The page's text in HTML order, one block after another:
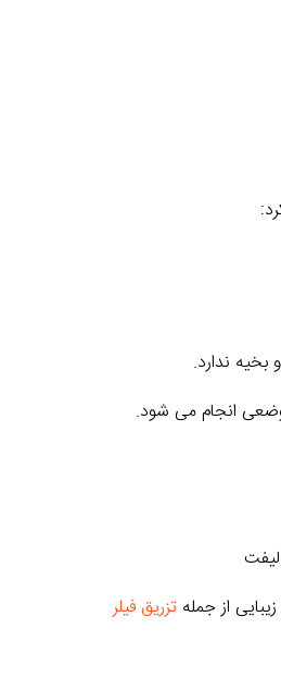
ندارد.
انجام می شود.
از جمله تزریق فیلر